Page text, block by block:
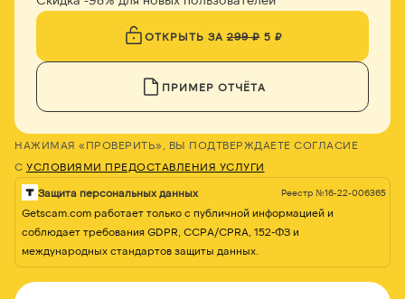
ОТКРЫТЬ ЗА299 ₽5 ₽
ПРИМЕР ОТЧЁТА
НАЖИМАЯ «ПРОВЕРИТЬ», ВЫ ПОДТВЕРЖДАЕТЕ СОГЛАСИЕ
С УСЛОВИЯМИ ПРЕДОСТАВЛЕНИЯ УСЛУГИ
Защита персональных данных Реестр №16-22-006365
Getscam.com работает только с публичной информацией и
соблюдает требования GDPR, CCPA/CPRA, 152-ФЗ и
международных стандартов защиты данных.